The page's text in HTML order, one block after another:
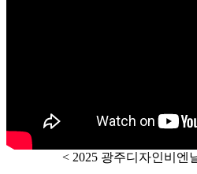
< 2025 광주디자인비엔